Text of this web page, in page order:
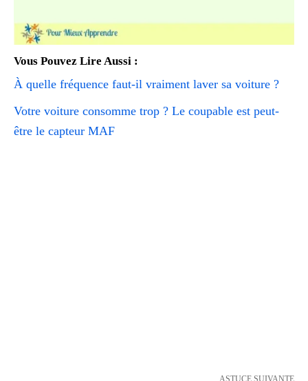
Vous Pouvez Lire Aussi :
À quelle fréquence faut-il vraiment laver sa voiture ?
Votre voiture consomme trop ? Le coupable est peut-
être le capteur MAF
ASTUCE SUIVANTE